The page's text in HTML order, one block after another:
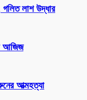
গলিত লাশ উদ্ধার
আজিজ
আত্মহত্যা